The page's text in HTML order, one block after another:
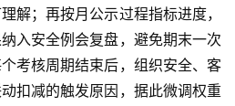
解；再按月公示过程指标进度，
入安全例会复盘，避免期末一次
考核周期结束后，组织安全、客
扣减的触发原因，据此微调权重